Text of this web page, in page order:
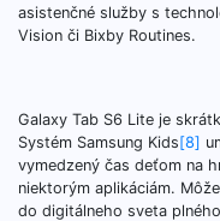
asistenčné služby s
Vision či Bixby Routines.
Galaxy Tab S6 Lite je
Systém Samsung Kids[8]
vymedzený čas deťom na
niektorým aplikáciám.
do digitálneho sveta